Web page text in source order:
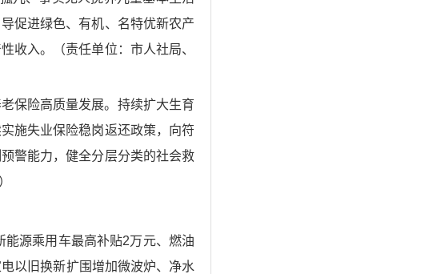
促进绿色、有机、名特优新农产
收入。（责任单位：市人社局、
保险高质量发展。持续扩大生育
施失业保险稳岗返还政策，向符
警能力，健全分层分类的社会救
能源乘用车最高补贴2万元、燃油
以旧换新扩围增加微波炉、净水